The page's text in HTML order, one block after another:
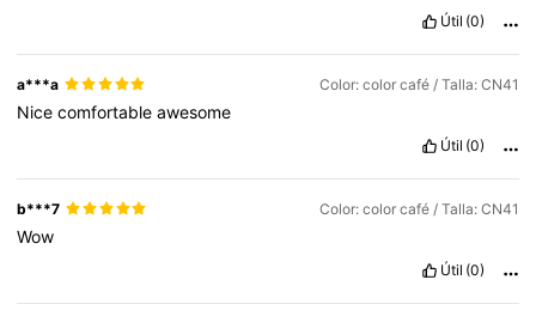
Útil (0)
a***a Color: color café / Talla: CN41
Nicecomfortableawesome
Útil (0)
b***7 Color: color café / Talla: CN41
Wow
Útil (0)